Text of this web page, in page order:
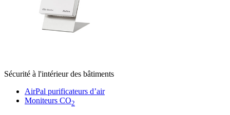
Sécurité à l'intérieur des bâtiments
AirPal purificateurs d’air
Moniteurs CO2